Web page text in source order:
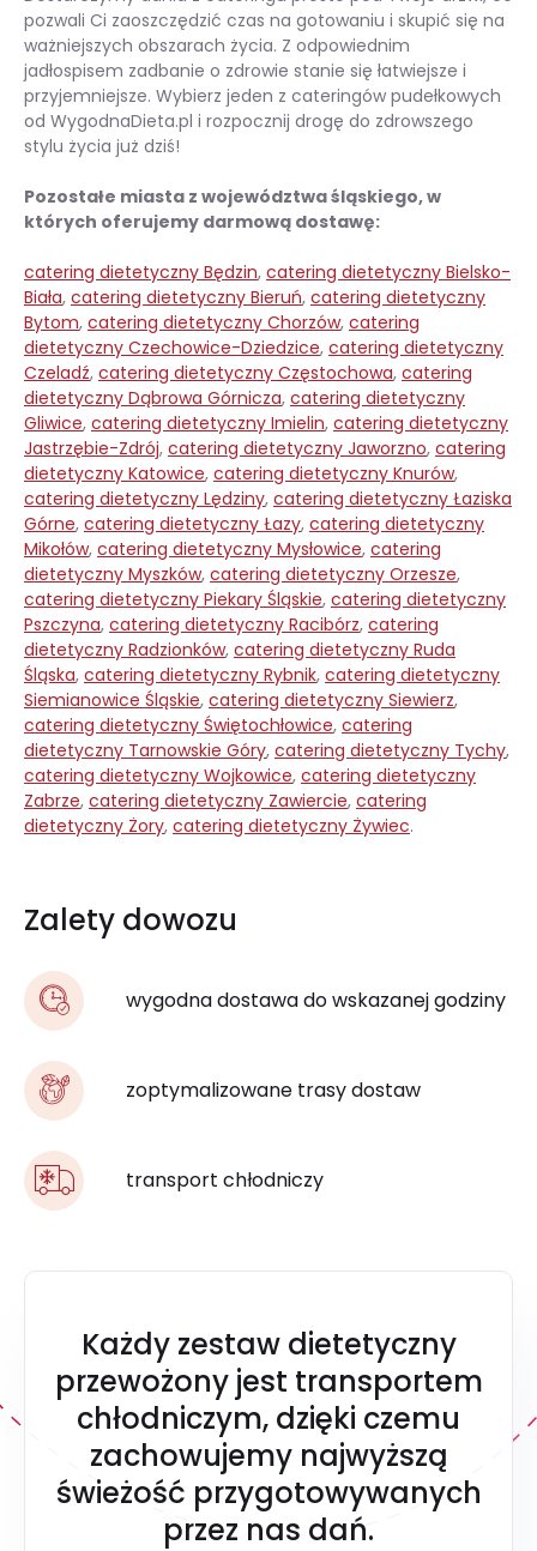
pozwali Ci zaoszczędzić czas na gotowaniu i skupić się na
ważniejszych obszarach życia. Z odpowiednim
jadłospisem zadbanie o zdrowie stanie się łatwiejsze i
przyjemniejsze. Wybierz jeden z cateringów pudełkowych
od WygodnaDieta.pl i rozpocznij drogę do zdrowszego
stylu życia już dziś!
Pozostałe miasta z województwa śląskiego, w
których oferujemy darmową dostawę:
catering dietetyczny Będzin, catering dietetyczny Bielsko-
Biała, catering dietetyczny Bieruń, catering dietetyczny
Bytom, catering dietetyczny Chorzów, catering
dietetyczny Czechowice-Dziedzice, catering dietetyczny
Czeladź, catering dietetyczny Częstochowa, catering
dietetyczny Dąbrowa Górnicza, catering dietetyczny
Gliwice, catering dietetyczny Imielin, catering dietetyczny
Jastrzębie-Zdrój, catering dietetyczny Jaworzno, catering
dietetyczny Katowice, catering dietetyczny Knurów,
catering dietetyczny Lędziny, catering dietetyczny Łaziska
Górne, catering dietetyczny Łazy, catering dietetyczny
Mikołów, catering dietetyczny Mysłowice, catering
dietetyczny Myszków, catering dietetyczny Orzesze,
catering dietetyczny Piekary Śląskie, catering dietetyczny
Pszczyna, catering dietetyczny Racibórz, catering
dietetyczny Radzionków, catering dietetyczny Ruda
Śląska, catering dietetyczny Rybnik, catering dietetyczny
Siemianowice Śląskie, catering dietetyczny Siewierz,
catering dietetyczny Świętochłowice, catering
dietetyczny Tarnowskie Góry, catering dietetyczny Tychy,
catering dietetyczny Wojkowice, catering dietetyczny
Zabrze, catering dietetyczny Zawiercie, catering
dietetyczny Żory, catering dietetyczny Żywiec.
Zalety dowozu
wygodna dostawa do wskazanej godziny
zoptymalizowane trasy dostaw
transport chłodniczy
Każdy zestaw dietetyczny
przewożony jest transportem
chłodniczym, dzięki czemu
zachowujemy najwyższą
świeżość przygotowywanych
przez nas dań.